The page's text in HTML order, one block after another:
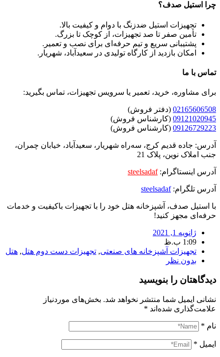
چرا استیل صدف؟
تجهیزات استیل ضدزنگ با دوام و کیفیت بالا.
تأمین صفر تا صد تجهیزات، از کوچک تا بزرگ.
پشتیبانی سریع و تیم حرفه‌ای برای نصب و تعمیر.
امکان بازدید از کارگاه تولیدی در سعیدآباد، شهریار.
تماس با ما
برای مشاوره، خرید، تعمیر یا سرویس تجهیزات، تماس بگیرید:
02165606508 (دفتر فروش)
09121020945 (کارشناس فروش)
09126729223 (کارشناس فروش)
آدرس: جاده قدیم کرج، سه‌راه شهریار، سعیدآباد، خیابان چمران،
جنب املاک نوین، پلاک 21
آدرس اینستاگرام:steelsadaf
آدرس تلگرام:steelsadaf
با استیل صدف، آشپزخانه هتل خود را با تجهیزات باکیفیت و خدمات
حرفه‌ای مجهز کنید!
ژانویه 1, 2021
1:09 ب.ظ
تجهیزات آشپزخانه های صنعتی, تجهیزات دست دوم هتل, هتل
بدون نظر
دیدگاهتان را بنویسید
نشانی ایمیل شما منتشر نخواهد شد. بخش‌های موردنیاز
علامت‌گذاری شده‌اند *
نام *
ایمیل *